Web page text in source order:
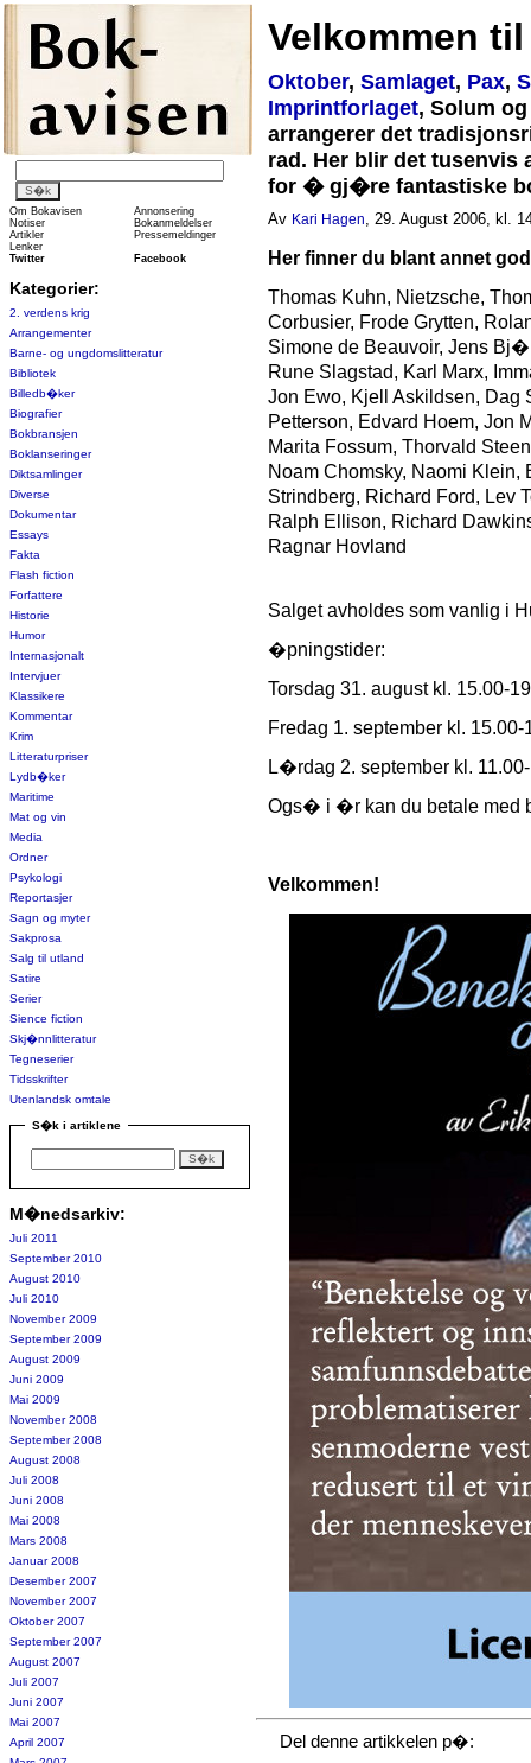
Om Bokavisen
Annonsering
Notiser
Bokanmeldelser
Artikler
Pressemeldinger
Lenker
Twitter
Facebook
Kategorier:
2. verdens krig
Arrangementer
Barne- og ungdomslitteratur
Bibliotek
Billedb�ker
Biografier
Bokbransjen
Boklanseringer
Diktsamlinger
Diverse
Dokumentar
Essays
Fakta
Flash fiction
Forfattere
Historie
Humor
Internasjonalt
Intervjuer
Klassikere
Kommentar
Krim
Litteraturpriser
Lydb�ker
Maritime
Mat og vin
Media
Ordner
Psykologi
Reportasjer
Sagn og myter
Sakprosa
Salg til utland
Satire
Serier
Sience fiction
Skj�nnlitteratur
Tegneserier
Tidsskrifter
Utenlandsk omtale
S�k i artiklene
M�nedsarkiv:
Juli 2011
September 2010
August 2010
Juli 2010
November 2009
September 2009
August 2009
Juni 2009
Mai 2009
November 2008
September 2008
August 2008
Juli 2008
Juni 2008
Mai 2008
Mars 2008
Januar 2008
Desember 2007
November 2007
Oktober 2007
September 2007
August 2007
Juli 2007
Juni 2007
Mai 2007
April 2007
Velkommen
Oktober, Samlaget, Pax,
Imprintforlaget, Solum
arrangerer det
rad. Her blir det
for � gj�re fantastiske
Av Kari Hagen, 29. August 2006, kl.
Her finner du blant annet
Thomas Kuhn, Nietzsche,
Corbusier, Frode Grytten,
Simone de Beauvoir, Jens
Rune Slagstad, Karl Marx,
Jon Ewo, Kjell Askildsen, Dag
Petterson, Edvard Hoem, Jon
Marita Fossum, Thorvald
Noam Chomsky, Naomi
Strindberg, Richard Ford, Lev
Ralph Ellison, Richard
Ragnar Hovland
Salget avholdes som vanlig i
�pningstider:
Torsdag 31. august kl. 15.00-
Fredag 1. september kl. 15.00-
L�rdag 2. september kl.
Ogs� i �r kan du betale med
Velkommen!
Del denne artikkelen p�: